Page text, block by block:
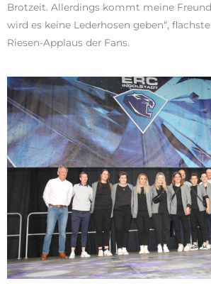
Brotzeit. Allerdings kommt meine
wird es keine Lederhosen geben“,
Riesen-Applaus der Fans.